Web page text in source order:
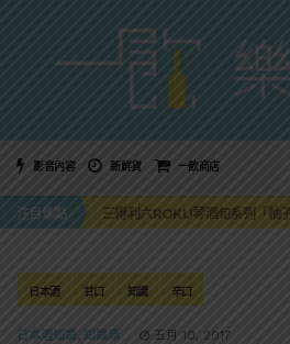
影音內容 新鮮貨 一飲商店
注目焦點
美國正式恢復蘇格蘭威士忌零關
日本酒 甘口 知識 辛口
日本酒知識, 知識庫 五月 10, 2017